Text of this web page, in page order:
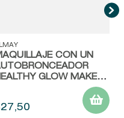
CON UN
GLOW MAKEUP
27 ,50